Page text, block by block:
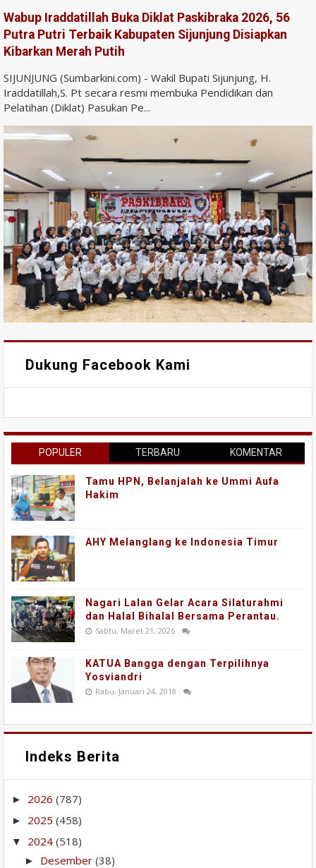
Wabup Iraddatillah Buka Diklat Paskibraka 2026, 56
Putra Putri Terbaik Kabupaten Sijunjung Disiapkan
Kibarkan Merah Putih
SIJUNJUNG (Sumbarkini.com) - Wakil Bupati Sijunjung, H.
Iraddatillah,S. Pt secara resmi membuka Pendidikan dan
Pelatihan (Diklat) Pasukan Pe...
Dukung Facebook Kami
POPULER TERBARU KOMENTAR
Tamu HPN, Belanjalah ke Ummi Aufa
Hakim
AHY Melanglang ke Indonesia Timur
Nagari Lalan Gelar Acara Silaturahmi
dan Halal Bihalal Bersama Perantau.
Sabtu, Maret 21, 2026
KATUA Bangga dengan Terpilihnya
Yosviandri
Rabu, Januari 24, 2018
Indeks Berita
► 2026 (787)
► 2025 (458)
▼ 2024 (518)
► Desember (38)